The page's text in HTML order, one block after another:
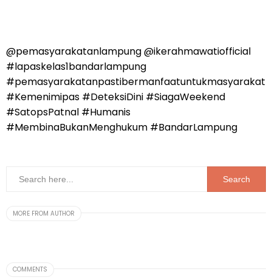
@pemasyarakatanlampung @ikerahmawatiofficial
#lapaskelas1bandarlampung
#pemasyarakatanpastibermanfaatuntukmasyarakat
#Kemenimipas #DeteksiDini #SiagaWeekend
#SatopsPatnal #Humanis
#MembinaBukanMenghukum #BandarLampung
MORE FROM AUTHOR
COMMENTS